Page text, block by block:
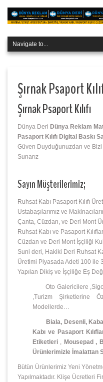
Şırnak Psaport
Şırnak Psaport Kılıfı
Dünya Deri Dünya Reklam
Pasaport Kılıfı Digital Baskı
Güven Duyduğunuzdan ve
Sunarız
Sayın Müşterilerimiz;
Ruhsat Kabı Pasaport Kılıfı
Ustabaşılarımız ve
Çanta, Cüzdan, ve Deri Mont
Ruhsat Kabı ve Pasaport
Cüzdan ve Deri Mont İşçiliği
Suni deri, Hakiki Deri Ruhsat
Üretimi Piyasada Adeti 100 ile
Yapılan Dikiş ve İşçiliğe Eş
Oto Galericilere
,Turizm Şirketlerine
Modellerde…
Biala, Desenli,
Kabı ve Pasaport
Etiketleri , Mousepad ,
Ürünlerimizle İmalattan
Bütün Ürünlerimiz Yeni
Yapılmaktadır. Klişe Ücretleri